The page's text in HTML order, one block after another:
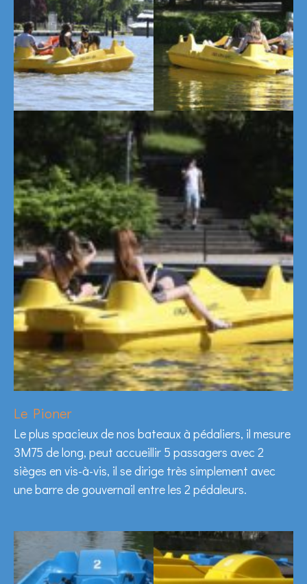
Le Pioner
Le plus spacieux de nos bateaux à pédaliers, il mesure
3M75 de long, peut accueillir 5 passagers avec 2
sièges en vis-à-vis, il se dirige très simplement avec
une barre de gouvernail entre les 2 pédaleurs.